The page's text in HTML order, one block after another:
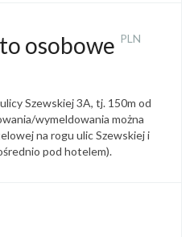
osobowe PLN
Szewskiej 3A, tj. 150m od
wymeldowania można
na rogu ulic Szewskiej i
pod hotelem).